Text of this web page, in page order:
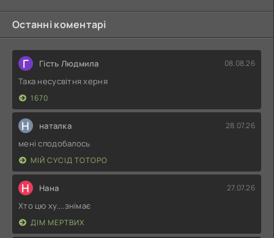
Останні коментарі
Г Гість Людмила 08.08.26
Така несусвітня херня
1670
Н наталка 28.07.26
мені сподобалось
МІЙ СУСІД ТОТОРО
Н Нана 27.07.26
Хто цю ху....знімає
ДІМ МЕРТВИХ